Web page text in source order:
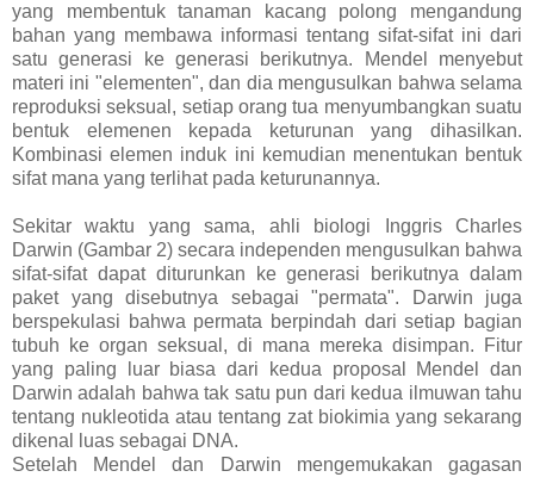
yang membentuk tanaman kacang polong mengandung
bahan yang membawa informasi tentang sifat-sifat ini dari
satu generasi ke generasi berikutnya. Mendel menyebut
materi ini "elementen", dan dia mengusulkan bahwa selama
reproduksi seksual, setiap orang tua menyumbangkan suatu
bentuk elemenen kepada keturunan yang dihasilkan.
Kombinasi elemen induk ini kemudian menentukan bentuk
sifat mana yang terlihat pada keturunannya.
Sekitar waktu yang sama, ahli biologi Inggris Charles
Darwin (Gambar 2) secara independen mengusulkan bahwa
sifat-sifat dapat diturunkan ke generasi berikutnya dalam
paket yang disebutnya sebagai "permata". Darwin juga
berspekulasi bahwa permata berpindah dari setiap bagian
tubuh ke organ seksual, di mana mereka disimpan. Fitur
yang paling luar biasa dari kedua proposal Mendel dan
Darwin adalah bahwa tak satu pun dari kedua ilmuwan tahu
tentang nukleotida atau tentang zat biokimia yang sekarang
dikenal luas sebagai DNA.
Setelah Mendel dan Darwin mengemukakan gagasan